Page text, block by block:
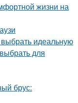
жизни на
идеальную
для
брус: